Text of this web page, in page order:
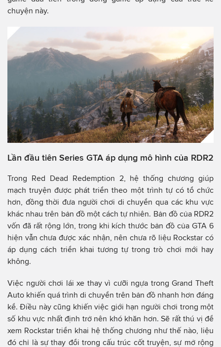
chuyện này.
Lần đầu tiên Series GTA áp dụng mô hình của RDR2
Trong Red Dead Redemption 2, hệ thống chương giúp
mạch truyện được phát triển theo một trình tự có tổ chức
hơn, đồng thời đưa người chơi di chuyển qua các khu vực
khác nhau trên bản đồ một cách tự nhiên. Bản đồ của RDR2
vốn đã rất rộng lớn, trong khi kích thước bản đồ của GTA 6
hiện vẫn chưa được xác nhận, nên chưa rõ liệu Rockstar có
áp dụng cách triển khai tương tự trong trò chơi mới hay
không.
Việc người chơi lái xe thay vì cưỡi ngựa trong Grand Theft
Auto khiến quá trình di chuyển trên bản đồ nhanh hơn đáng
kể. Điều này cũng khiến việc giới hạn người chơi trong một
số khu vực nhất định trở nên khó khăn hơn. Sẽ rất thú vị để
xem Rockstar triển khai hệ thống chương như thế nào, liệu
đó chỉ là sự thay đổi trong cấu trúc cốt truyện, sự mở rộng